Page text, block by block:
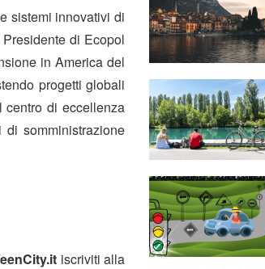
sistemi innovativi di
di Ecopol
in America del
progetti globali
centro di eccellenza
somministrazione
iscriviti alla